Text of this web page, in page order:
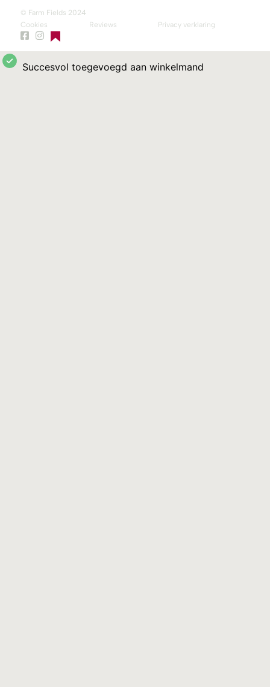
© Farm Fields 2024
Privacy verklaring
Cookies Reviews
Succesvol toegevoegd aan winkelmand